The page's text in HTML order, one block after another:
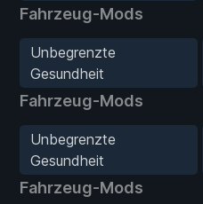
Fahrzeug-Mods
Unbegrenzte
Gesundheit
Fahrzeug-Mods
Unbegrenzte
Gesundheit
Fahrzeug-Mods